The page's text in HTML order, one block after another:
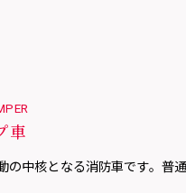
車
の中核となる消防車です。普